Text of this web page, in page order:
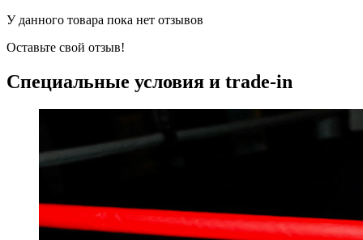
У данного товара пока нет отзывов
Оставьте свой отзыв!
Специальные условия и trade-in